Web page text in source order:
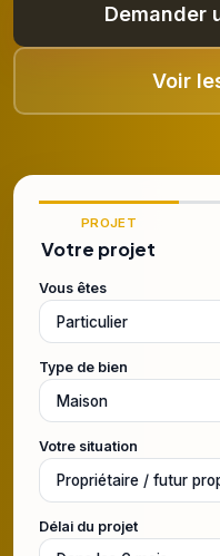
Demander
Voir
PROJET
Votre projet
Vous êtes
Type de bien
Votre situation
Délai du projet